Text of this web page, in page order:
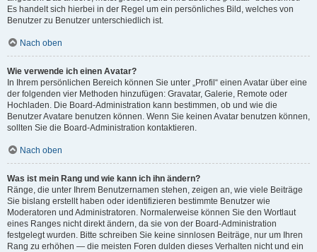
Es handelt sich hierbei in der Regel um ein persönliches Bild, welches von
Benutzer zu Benutzer unterschiedlich ist.
Nach oben
Wie verwende ich einen Avatar?
In Ihrem persönlichen Bereich können Sie unter „Profil“ einen Avatar über eine
der folgenden vier Methoden hinzufügen: Gravatar, Galerie, Remote oder
Hochladen. Die Board-Administration kann bestimmen, ob und wie die
Benutzer Avatare benutzen können. Wenn Sie keinen Avatar benutzen können,
sollten Sie die Board-Administration kontaktieren.
Nach oben
Was ist mein Rang und wie kann ich ihn ändern?
Ränge, die unter Ihrem Benutzernamen stehen, zeigen an, wie viele Beiträge
Sie bislang erstellt haben oder identifizieren bestimmte Benutzer wie
Moderatoren und Administratoren. Normalerweise können Sie den Wortlaut
eines Ranges nicht direkt ändern, da sie von der Board-Administration
festgelegt wurden. Bitte schreiben Sie keine sinnlosen Beiträge, nur um Ihren
Rang zu erhöhen — die meisten Foren dulden dieses Verhalten nicht und ein